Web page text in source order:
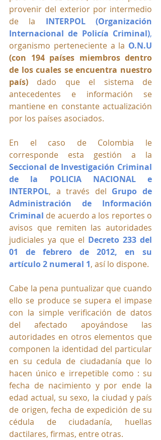
provenir del exterior por intermedio
de la
INTERPOL (Organización
Internacional de Policía Criminal)
organismo perteneciente a la O.N.U
(con 194 países miembros dentro
de los cuales se encuentra nuestro
país) dado que el sistema de
antecedentes e información se
mantiene en constante actualización
por los países asociados.
En el caso de Colombia le
corresponde esta gestión a la
Seccional de Investigación Criminal
de la POLICIA NACIONAL e
INTERPOL, a través del Grupo de
Administración de Información
Criminal de acuerdo a los reportes o
avisos que remiten las autoridades
judiciales ya que el Decreto 233 del
01 de febrero de 2012, en su
artículo 2 numeral 1, así lo dispone.
Cabe la pena puntualizar que cuando
ello se produce se supera el impase
con la simple verificación de datos
del afectado apoyándose las
autoridades en otros elementos que
componen la identidad del particular
en su cedula de ciudadanía que lo
hacen único e irrepetible como : su
fecha de nacimiento y por ende la
edad actual, su sexo, la ciudad y país
de origen, fecha de expedición de su
cédula de ciudadanía, huellas
dactilares, firmas, entre otras.